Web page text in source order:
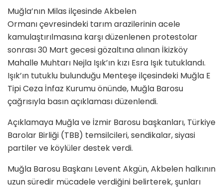
Muğla’nın Milas ilçesinde Akbelen
Ormanı çevresindeki tarım arazilerinin acele
kamulaştırılmasına karşı düzenlenen protestolar
sonrası 30 Mart gecesi gözaltına alınan İkizköy
Mahalle Muhtarı Nejla Işık’ın kızı Esra Işık tutuklandı.
Işık’ın tutuklu bulunduğu Menteşe ilçesindeki Muğla E
Tipi Ceza İnfaz Kurumu önünde, Muğla Barosu
çağrısıyla basın açıklaması düzenlendi.
Açıklamaya Muğla ve İzmir Barosu başkanları, Türkiye
Barolar Birliği (TBB) temsilcileri, sendikalar, siyasi
partiler ve köylüler destek verdi.
Muğla Barosu Başkanı Levent Akgün, Akbelen halkının
uzun süredir mücadele verdiğini belirterek, şunları